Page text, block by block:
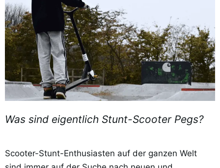
Was sind eigentlich Stunt-Scooter Pegs?
Scooter-Stunt-Enthusiasten auf der ganzen Welt